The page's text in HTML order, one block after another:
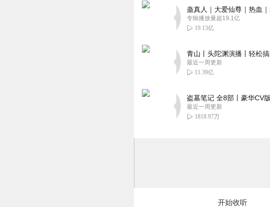
2023-08-18
阿南An
好甜的一部都市言情小说，内容
2023-08-17
小_小精灵
剧情幽默风趣，跌宕起伏，扣人
2023-08-15
蛊真人｜大爱仙尊｜热血
专辑播放量超19.1亿
19.13亿
青山丨头陀渊演播丨轻松
最近一周更新
11.39亿
盗墓笔记 全8部丨豪华CV
最近一周更新
1818.97万
开始收听